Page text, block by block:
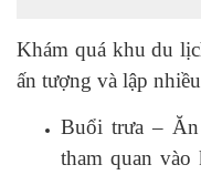
Khám quá khu du
ấn tượng và lập
Buổi trưa –
tham quan